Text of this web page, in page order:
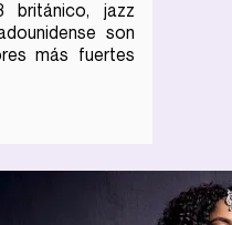
británico, jazz
son
más fuertes